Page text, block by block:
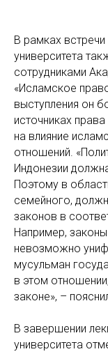
В рамках
университета
сотрудниками
«Исламское
выступления он
источниках
на влияние
отношений.
Индонезии
Поэтому в
семейного,
законов в
Например,
невозможно
мусульман
в этом
законе», –
В завершении
университета